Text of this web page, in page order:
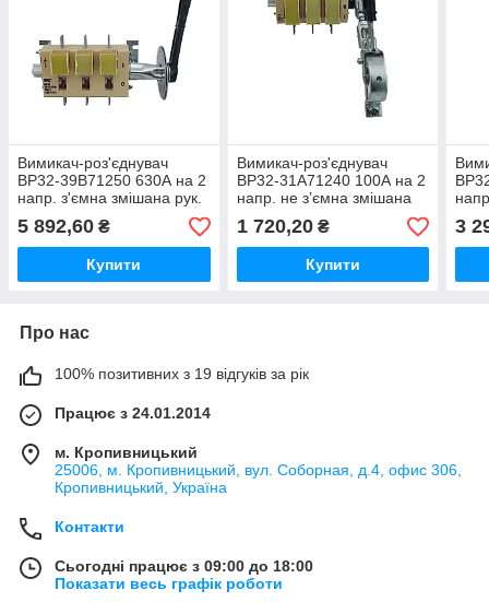
Вимикач-роз'єднувач
ВР32-39B71250 630А на 2
напр. з'ємна змішана рук.
права-ліва
5 892,60 ₴
Купити
Вимикач-роз'єднувач
ВР32-31A71240 100А на 2
напр. не з’ємна змішана
рукоятка попереду
1 720,20₴
Купити
3
Про нас
100% позитивних з 19 відгуків за рік
Працює з 24.01.2014
м. Кропивницький
25006, м. Кропивницький, вул. Соборная, д.4, офис 306,
Кропивницький, Україна
Контакти
Сьогодні працює з 09:00 до 18:00
Показати весь графік роботи